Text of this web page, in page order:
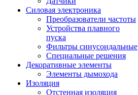
Силовая электроника
Преобразователи частоты
Устройства плавного
пуска
Фильтры синусоидальные
Специальные решения
Декоративные элементы
Элементы дымохода
Изоляция
Отстенная изоляция